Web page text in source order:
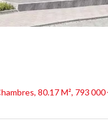
80.17 M², 793 000